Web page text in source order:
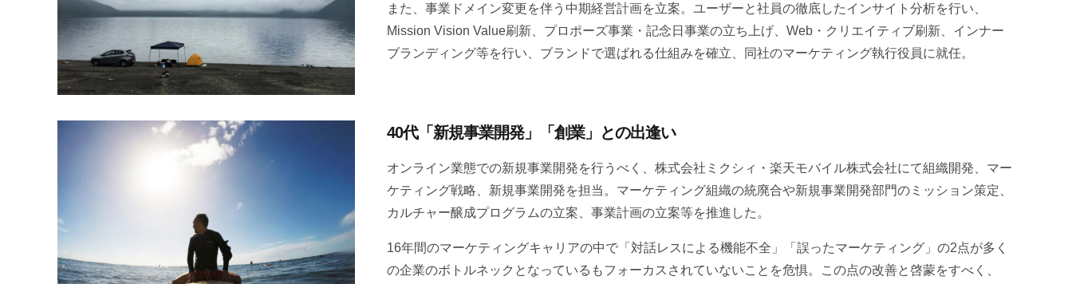
また、事業ドメイン変更を伴う中期経営計画を立案。ユーザーと社員の徹底したインサイト分析を行い、
Mission Vision Value刷新、プロポーズ事業・記念日事業の立ち上げ、Web・クリエイティブ刷新、インナー
ブランディング等を行い、ブランドで選ばれる仕組みを確立、同社のマーケティング執行役員に就任。
40代「新規事業開発」「創業」との出逢い
オンライン業態での新規事業開発を行うべく、株式会社ミクシィ・楽天モバイル株式会社にて組織開発、マー
ケティング戦略、新規事業開発を担当。マーケティング組織の統廃合や新規事業開発部門のミッション策定、
カルチャー醸成プログラムの立案、事業計画の立案等を推進した。
16年間のマーケティングキャリアの中で「対話レスによる機能不全」「誤ったマーケティング」の2点が多く
の企業のボトルネックとなっているもフォーカスされていないことを危惧。この点の改善と啓蒙をすべく、